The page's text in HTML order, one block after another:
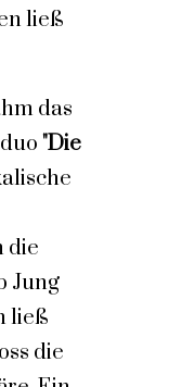
ließ
das
"Die
die
Jung
ließ
die